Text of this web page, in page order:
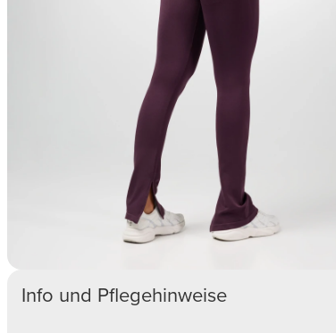
Info und Pflegehinweise